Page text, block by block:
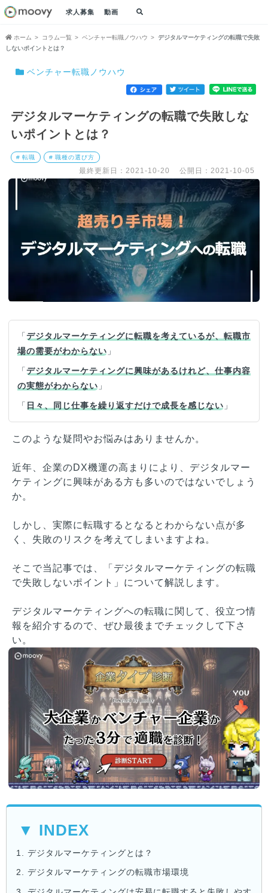
求人募集 動画
ホーム コラム一覧 ベンチャー転職ノウハウ
デジタルマーケティングの転職で失敗
しないポイントとは？
ベンチャー転職ノウハウ
デジタルマーケティングの転職で失敗しな
いポイントとは？
# 転職 # 職種の選び方
最終更新日：2021-10-20 公開日：2021-10-05
「デジタルマーケティングに転職を考えているが、転職市
場の需要がわからない 」
「デジタルマーケティングに興味があるけれど、仕事内容
の実態がわからない 」
「 日々、同じ仕事を繰り返すだけで成長を感じない 」
このような疑問やお悩みはありませんか。
近年、企業のDX機運の高まりにより、デジタルマー
ケティングに興味がある方も多いのではないでしょう
か。
しかし、実際に転職するとなるとわからない点が多
く、失敗のリスクを考えてしまいますよね。
そこで当記事では、「デジタルマーケティングの転職
で失敗しないポイント」について解説します。
デジタルマーケティングへの転職に関して、役立つ情
報を紹介するので、ぜひ最後までチェックして下さ
い。
▼ INDEX
1. デジタルマーケティングとは？
2. デジタルマーケティングの転職市場環境